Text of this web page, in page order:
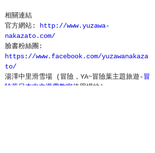
相關連結
官方網站: http://www.yuzawa-
nakazato.com/
臉書粉絲團:
https://www.facebook.com/yuzawanakaza
to/
湯澤中里滑雪場 (冒險，YA~冒險葉主題旅遊-冒
險葉日本中文滑雪教室使用場地)